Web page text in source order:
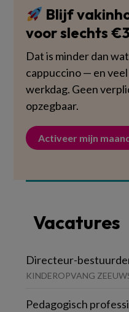
Blijf
voor slechts
Dat is minder dan
cappuccino — en
werkdag. Geen
opzegbaar.
Activeer mijn
Vacatures
Directeur-
KINDEROPVANG
Pedagogisch